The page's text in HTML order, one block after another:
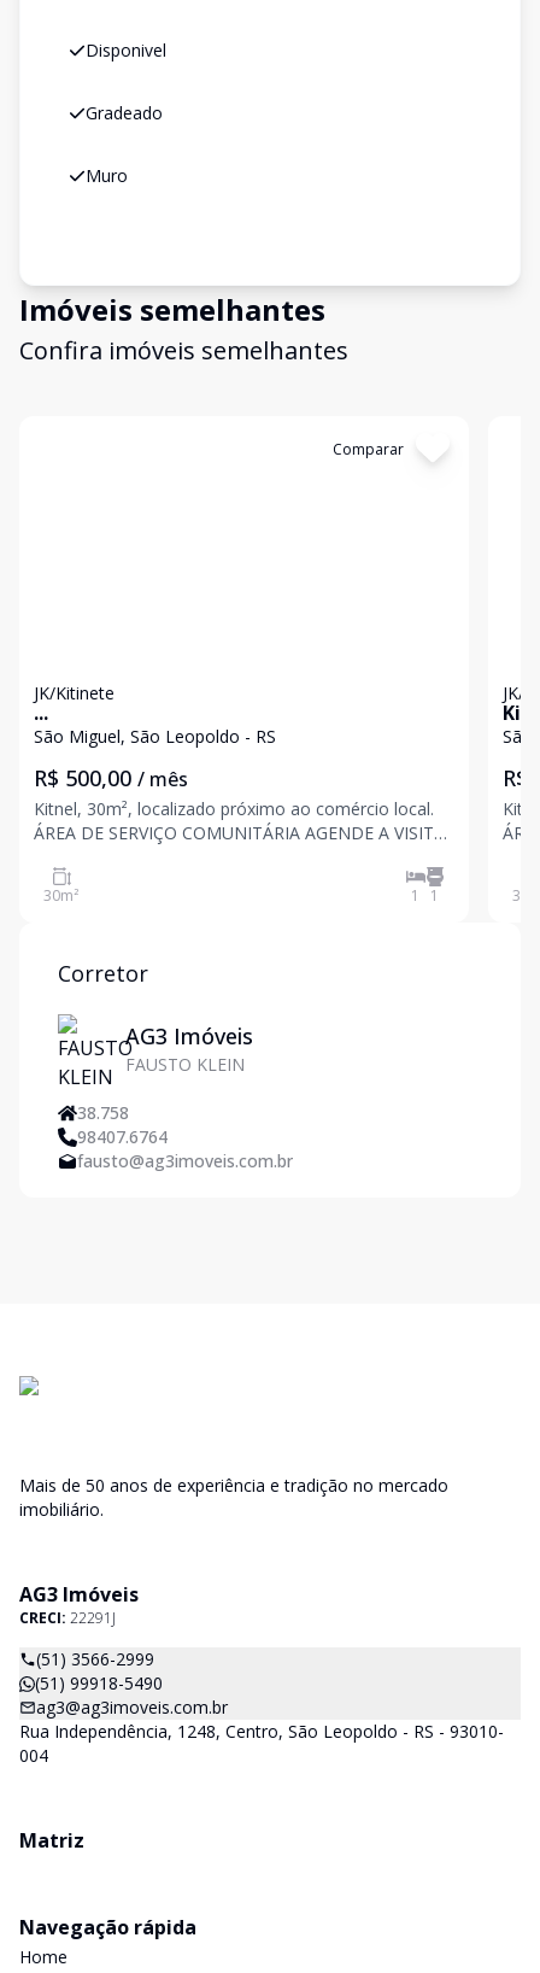
Disponivel
Gradeado
Muro
Imóveis semelhantes
Confira imóveis semelhantes
Comparar
JK/Kitinete
...
São Miguel, São Leopoldo - RS
R$ 500,00 / mês
Kitnel, 30m², localizado próximo ao comércio local.
ÁREA DE SERVIÇO COMUNITÁRIA AGENDE A VISITA.
30m² 1 1
JK/
São
R$
30
Corretor
AG3 Imóveis
FAUSTO KLEIN
38.758
98407.6764
fausto@ag3imoveis.com.br
Mais de 50 anos de experiência e tradição no mercado
imobiliário.
AG3 Imóveis
CRECI: 22291J
(51) 3566-2999
(51) 99918-5490
ag3@ag3imoveis.com.br
Rua Independência, 1248, Centro, São Leopoldo - RS - 93010-
004
Matriz
Navegação rápida
Home